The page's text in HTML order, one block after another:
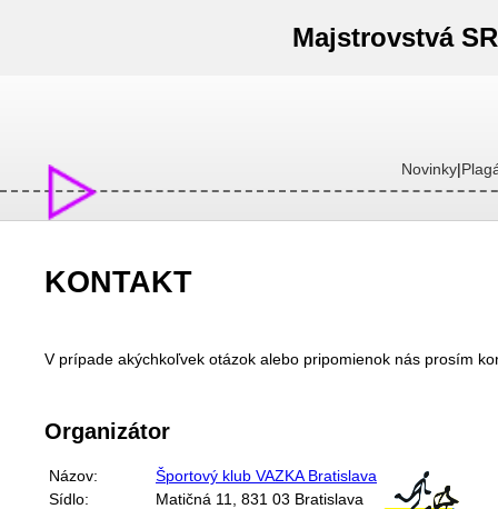
Majstrovstvá
Novinky|
KONTAKT
V prípade akýchkoľvek otázok alebo pripomienok nás prosím
Organizátor
Názov:
Športový klub VAZKA Bratislava
Sídlo:
Matičná 11, 831 03 Bratislava